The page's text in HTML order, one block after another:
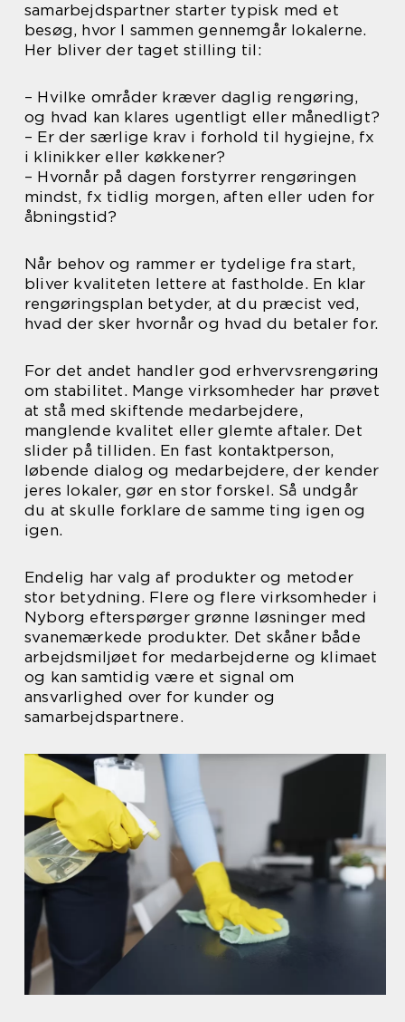
samarbejdspartner starter typisk med et
besøg, hvor I sammen gennemgår lokalerne.
Her bliver der taget stilling til:
– Hvilke områder kræver daglig rengøring,
og hvad kan klares ugentligt eller månedligt?
– Er der særlige krav i forhold til hygiejne, fx
i klinikker eller køkkener?
– Hvornår på dagen forstyrrer rengøringen
mindst, fx tidlig morgen, aften eller uden for
åbningstid?
Når behov og rammer er tydelige fra start,
bliver kvaliteten lettere at fastholde. En klar
rengøringsplan betyder, at du præcist ved,
hvad der sker hvornår og hvad du betaler for.
For det andet handler god erhvervsrengøring
om stabilitet. Mange virksomheder har prøvet
at stå med skiftende medarbejdere,
manglende kvalitet eller glemte aftaler. Det
slider på tilliden. En fast kontaktperson,
løbende dialog og medarbejdere, der kender
jeres lokaler, gør en stor forskel. Så undgår
du at skulle forklare de samme ting igen og
igen.
Endelig har valg af produkter og metoder
stor betydning. Flere og flere virksomheder i
Nyborg efterspørger grønne løsninger med
svanemærkede produkter. Det skåner både
arbejdsmiljøet for medarbejderne og klimaet
og kan samtidig være et signal om
ansvarlighed over for kunder og
samarbejdspartnere.